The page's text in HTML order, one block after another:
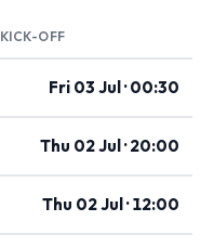
KICK-OFF
Fri 03 Jul · 00:30
Thu 02 Jul · 20:00
Thu 02 Jul · 12:00